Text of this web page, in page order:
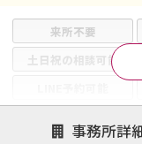
来所不要
土日祝の相談可能
注力案件事務所詳